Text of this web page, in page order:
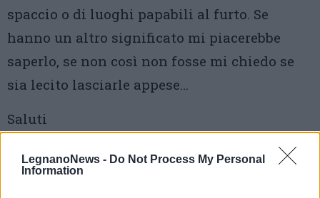
LegnanoNews - Do Not Process My Personal
Information
spaccio o di luoghi papabili al furto. Se
hanno un altro significato mi piacerebbe
saperlo, se non così non fosse mi chiedo se
sia lecito lasciarle appese…
Saluti
——